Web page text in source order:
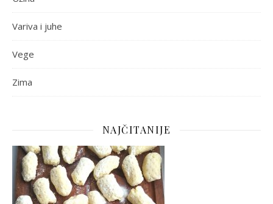
Variva i juhe
Vege
Zima
NAJČITANIJE